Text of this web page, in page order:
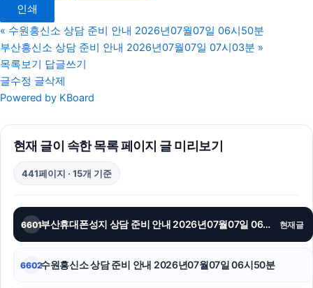
개인회생중대출
소액결제현금화
장기렌트
탐정사무소
서초이혼변호사
인쇄
« 수원흥신소 상담 준비 안내 2026년07월07일 06시50분
부산흥신소 상담 준비 안내 2026년07월07일 07시03분 »
목록보기
답글쓰기
글수정 글삭제
Powered by KBoard
현재 글이 속한 목록 페이지 글 미리보기
441페이지 · 15개 기준
6601 부산휴대폰성지 상담 준비 안내 2026년07월07일 06시55분 현재글
6602수원흥신소 상담 준비 안내 2026년07월07일 06시50분